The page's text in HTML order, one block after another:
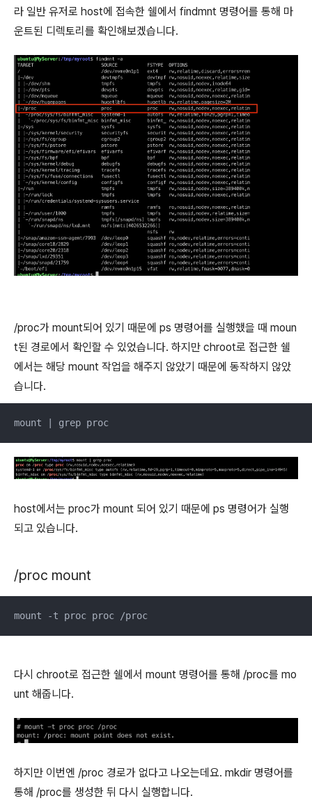
라 일반 유저로 host에 접속한 쉘에서 findmnt 명령어를 통해 마
운트된 디렉토리를 확인해보겠습니다.
/proc가 mount되어 있기 때문에 ps 명령어를 실행했을 때 moun
t된 경로에서 확인할 수 있었습니다. 하지만 chroot로 접근한 쉘
에서는 해당 mount 작업을 해주지 않았기 때문에 동작하지 않았
습니다.
mount | grep proc
host에서는 proc가 mount 되어 있기 때문에 ps 명령어가 실행
되고 있습니다.
/proc mount
mount -t proc proc /proc
다시 chroot로 접근한 쉘에서 mount 명령어를 통해 /proc를 mo
unt 해줍니다.
하지만 이번엔 /proc 경로가 없다고 나오는데요. mkdir 명령어를
통해 /proc를 생성한 뒤 다시 실행합니다.